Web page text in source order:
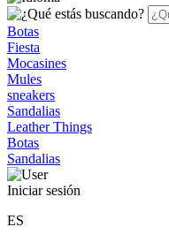
Botas
Fiesta
Mocasines
Mules
sneakers
Sandalias
Leather Things
Botas
Sandalias
Iniciar sesión
ES